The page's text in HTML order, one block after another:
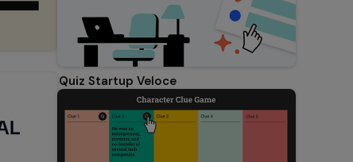
Quiz Startup Veloce